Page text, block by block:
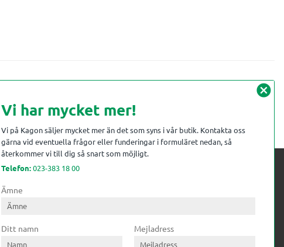
kompetens till
industri. Till träindustrin tillför vi
från timmerplanen hela
cancel
Vi har mycket mer!
Vi på Kagon säljer mycket mer än det som syns i vår butik. Kontakta oss
gärna vid eventuella frågor eller funderingar i formuläret nedan, så
återkommer vi till dig så snart som möjligt.
Telefon:023-383 18 00
Ämne
Ditt namn Mejladress